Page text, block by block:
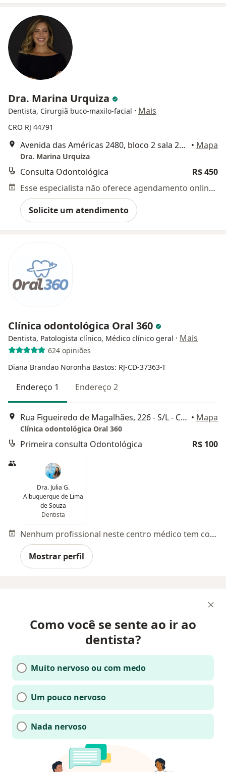
Dra. Marina Urquiza
Dentista, Cirurgiã buco-maxilo-facial · Mais
CRO RJ 44791
Avenida das Américas 2480, bloco 2 sala 212, • Mapa
Dra. Marina Urquiza
Consulta Odontológica
R$ 450
Esse especialista não oferece agendamento online para esse endereço.
Solicite um atendimento
Clínica odontológica Oral 360
Dentista, Patologista clínico, Médico clínico geral · Mais
624 opiniões
Diana Brandao Noronha Bastos: RJ-CD-37363-T
Endereço 1 Endereço 2
Rua Figueiredo de Magalhães, 226 - S/L - Copacabana, Rio de Janeiro - RJ, Rio de Janeiro • Mapa
Clínica odontológica Oral 360
Primeira consulta Odontológica R$ 100
Dra. Julia G.
Albuquerque de Lima
de Souza
Dentista
Nenhum profissional neste centro médico tem consultas disponíveis
Mostrar perfil
Como você se sente ao ir ao
dentista?
Muito nervoso ou com medo
Um pouco nervoso
Nada nervoso